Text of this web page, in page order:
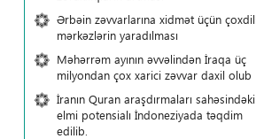
Ərbəin zəvvarlarına xidmət üçün
mərkəzlərin yaradılması
Məhərrəm ayının əvvəlindən İraqa üç
milyondan çox xarici zəvvar daxil olub
İranın Quran araşdırmaları sahəsindəki
elmi potensialı İndoneziyada təqdim
edilib.